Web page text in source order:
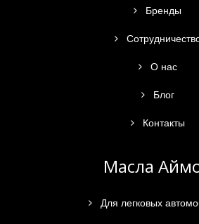
Бренды
О нас
Блог
Контакты
Масла
Для легковых